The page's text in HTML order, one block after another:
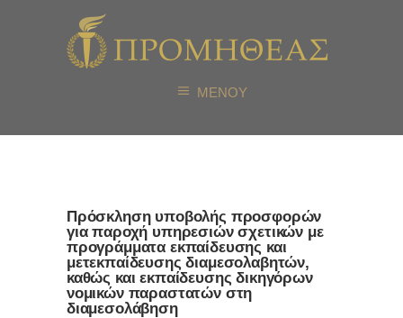
ΜΕΝΟΥ
Πρόσκληση υποβολής προσφορών
για παροχή υπηρεσιών σχετικών με
προγράμματα εκπαίδευσης και
μετεκπαίδευσης διαμεσολαβητών,
καθώς και εκπαίδευσης δικηγόρων
νομικών παραστατών στη
διαμεσολάβηση